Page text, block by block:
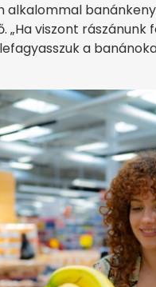
alkalommal
„Ha viszont
a